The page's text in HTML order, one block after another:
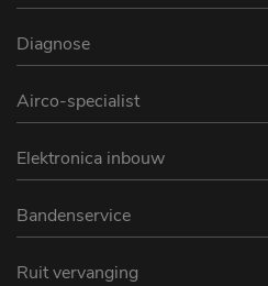
Diagnose
Airco-specialist
Elektronica inbouw
Bandenservice
Ruit vervanging